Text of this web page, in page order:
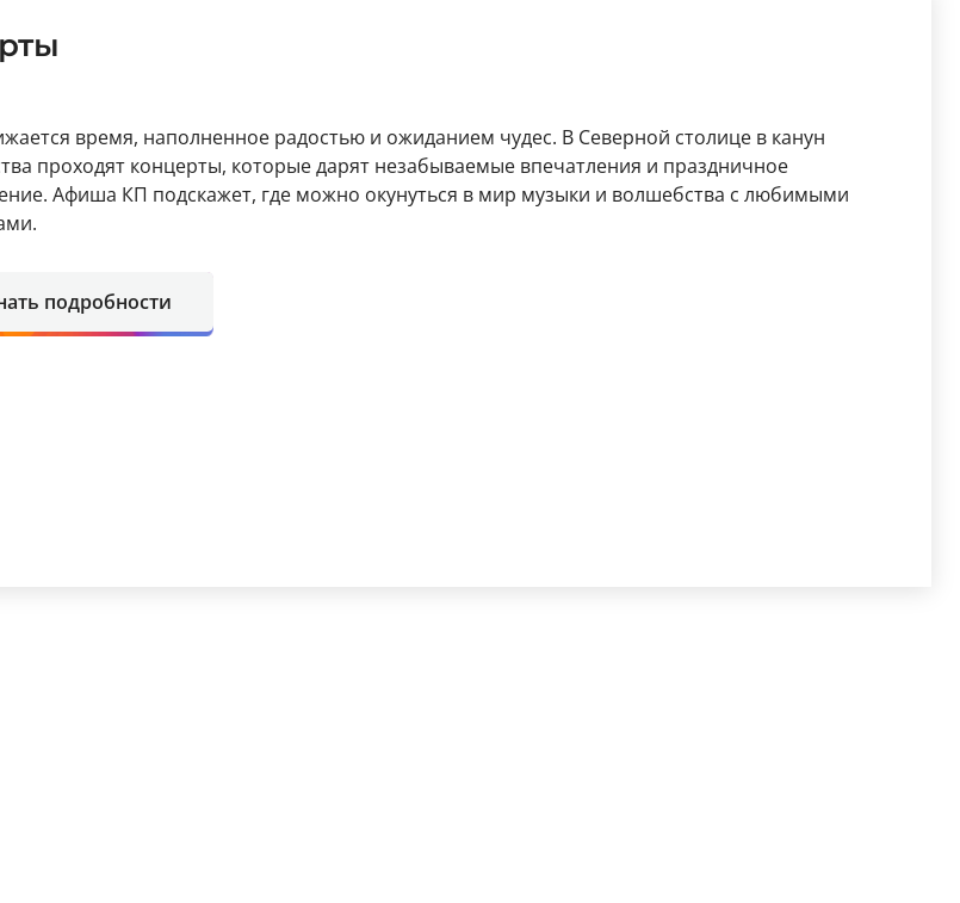
время, наполненное радостью и ожиданием чудес. В Северной столице в канун
проходят концерты, которые дарят незабываемые впечатления и праздничное
Афиша КП подскажет, где можно окунуться в мир музыки и волшебства с любимыми
подробности